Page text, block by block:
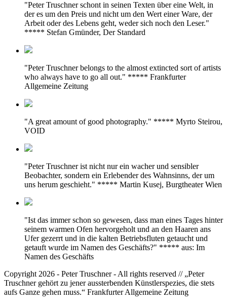
"Peter Truschner schont in seinen Texten über eine Welt, in
der es um den Preis und nicht um den Wert einer Ware, der
Arbeit oder des Lebens geht, weder sich noch den Leser."
***** Stefan Gmünder, Der Standard
"Peter Truschner belongs to the almost extincted sort of artists
who always have to go all out." ***** Frankfurter
Allgemeine Zeitung
"A great amount of good photography." ***** Myrto Steirou,
VOID
"Peter Truschner ist nicht nur ein wacher und sensibler
Beobachter, sondern ein Erlebender des Wahnsinns, der um
uns herum geschieht." ***** Martin Kusej, Burgtheater Wien
"Ist das immer schon so gewesen, dass man eines Tages hinter
seinem warmen Ofen hervorgeholt und an den Haaren ans
Ufer gezerrt und in die kalten Betriebsfluten getaucht und
getauft wurde im Namen des Geschäfts?" ***** aus: Im
Namen des Geschäfts
Copyright 2026 - Peter Truschner - All rights reserved // „Peter
Truschner gehört zu jener aussterbenden Künstlerspezies, die stets
aufs Ganze gehen muss.“ Frankfurter Allgemeine Zeitung